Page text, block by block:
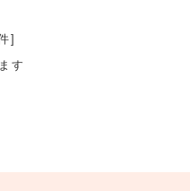
]
す